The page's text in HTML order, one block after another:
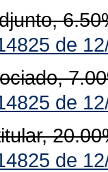
de
de
de